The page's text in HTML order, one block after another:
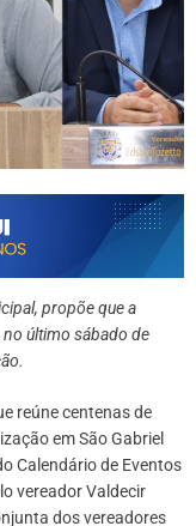
propõe que a
no último sábado de
reúne centenas de
em São Gabriel
Calendário de Eventos
vereador Valdecir
dos vereadores